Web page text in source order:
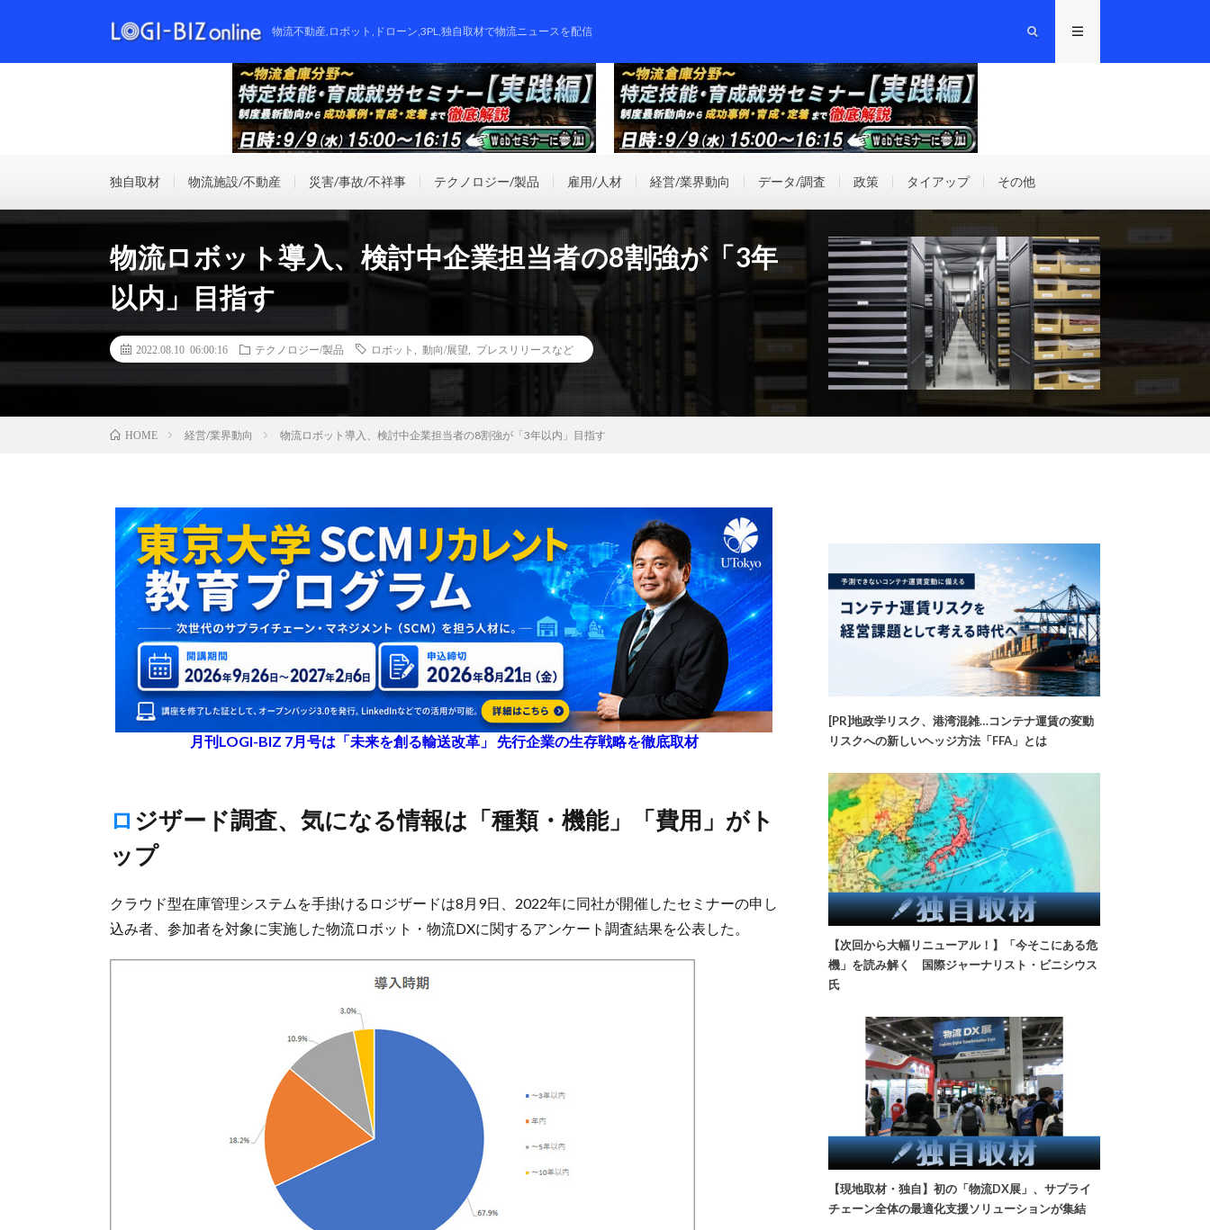
物流不動産,ロボット,ドローン,3PL,独自取材で物流ニュースを配信
独自取材 物流施設/不動産 災害/事故/不祥事 テクノロジー/製品 雇用/人材 経営/業界動向 データ/調査 政策 タイアップ その他
物流ロボット導入、検討中企業担当者の8割強が「3年
以内」目指す
2022.08.10 06:00:16 テクノロジー/製品 ロボット 動向/展望 プレスリリースなど
HOME 経営/業界動向 物流ロボット導入、検討中企業担当者の8割強が「3年以内」目指す
月刊LOGI-BIZ 7月号は「未来を創る輸送改革」 先行企業の生存戦略を徹底取材
ロジザード調査、気になる情報は「種類・機能」「費用」がト
ップ
クラウド型在庫管理システムを手掛けるロジザードは8月9日、2022年に同社が開催したセミナーの申し
込み者、参加者を対象に実施した物流ロボット・物流DXに関するアンケート調査結果を公表した。
[PR]地政学リスク、港湾混雑…コンテナ運賃の変動
リスクへの新しいヘッジ方法「FFA」とは
【次回から大幅リニューアル！】「今そこにある危
機」を読み解く 国際ジャーナリスト・ビニシウス
氏
【現地取材・独自】初の「物流DX展」、サプライ
チェーン全体の最適化支援ソリューションが集結